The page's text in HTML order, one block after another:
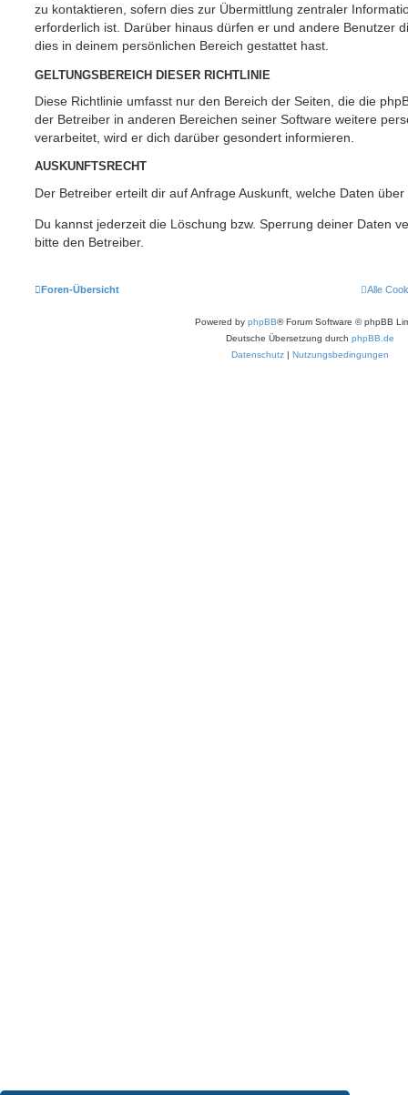
zu kontaktieren, sofern dies zur Übermittlung zentraler
erforderlich ist. Darüber hinaus dürfen er und andere Benutzer
dies in deinem persönlichen Bereich gestattet hast.
GELTUNGSBEREICH DIESER RICHTLINIE
Diese Richtlinie umfasst nur den Bereich der Seiten, die die
der Betreiber in anderen Bereichen seiner Software weitere
verarbeitet, wird er dich darüber gesondert informieren.
AUSKUNFTSRECHT
Der Betreiber erteilt dir auf Anfrage Auskunft, welche Daten
Du kannst jederzeit die Löschung bzw. Sperrung deiner Daten
bitte den Betreiber.
Foren-Übersicht Alle
Powered by phpBB® Forum Software © phpBB
Deutsche Übersetzung durch phpBB.de
Datenschutz
Nutzungsbedingungen